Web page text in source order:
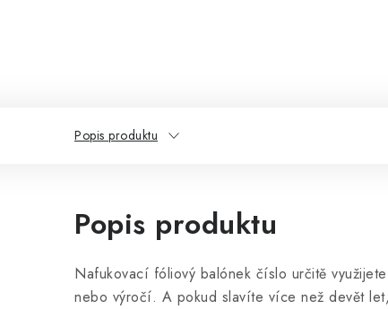
Popis produktu
Popis produktu
Nafukovací fóliový balónek číslo určitě
nebo výročí. A pokud slavíte více než devět